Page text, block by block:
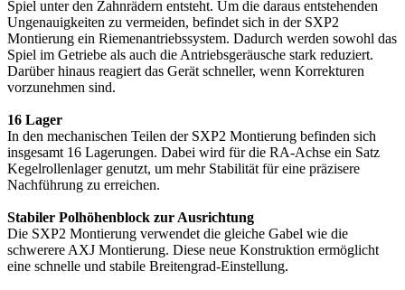
Spiel unter den Zahnrädern entsteht. Um die daraus entstehenden
Ungenauigkeiten zu vermeiden, befindet sich in der SXP2
Montierung ein Riemenantriebssystem. Dadurch werden sowohl das
Spiel im Getriebe als auch die Antriebsgeräusche stark reduziert.
Darüber hinaus reagiert das Gerät schneller, wenn Korrekturen
vorzunehmen sind.
16 Lager
In den mechanischen Teilen der SXP2 Montierung befinden sich
insgesamt 16 Lagerungen. Dabei wird für die RA-Achse ein Satz
Kegelrollenlager genutzt, um mehr Stabilität für eine präzisere
Nachführung zu erreichen.
Stabiler Polhöhenblock zur Ausrichtung
Die SXP2 Montierung verwendet die gleiche Gabel wie die
schwerere AXJ Montierung. Diese neue Konstruktion ermöglicht
eine schnelle und stabile Breitengrad-Einstellung.